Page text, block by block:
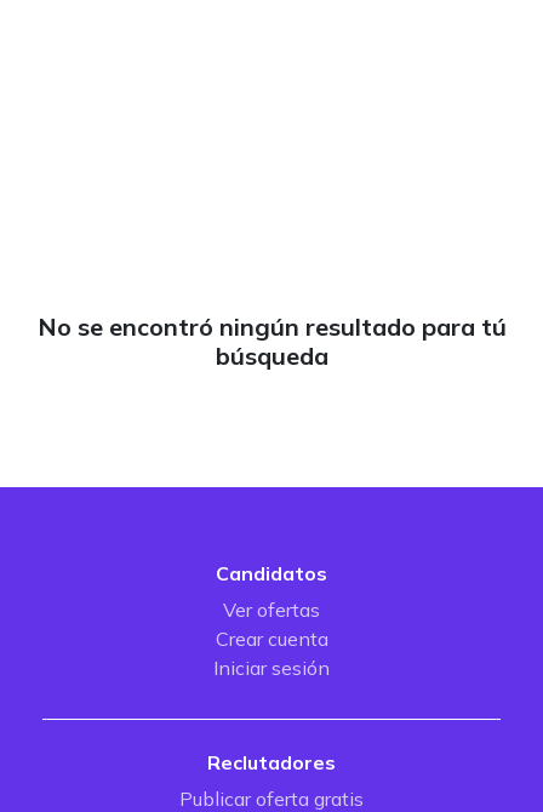
No se encontró ningún resultado para tú
búsqueda
Candidatos
Ver ofertas
Crear cuenta
Iniciar sesión
Reclutadores
Publicar oferta gratis